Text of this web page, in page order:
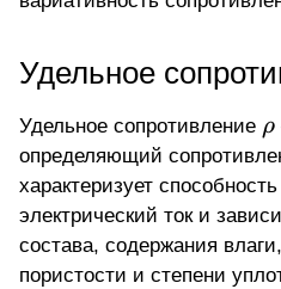
Удельное
Удельное сопротивление ρ
определяющий
характеризует
электрический ток и
состава, содержания
пористости и степени